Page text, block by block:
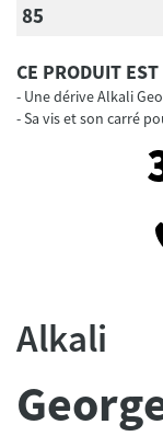
85
CE PRODUIT
Une dérive Alkali
Sa vis et son carré
Alkali